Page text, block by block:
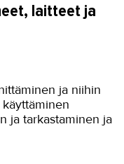
laitteet ja
ja niihin
ja tarkastaminen ja